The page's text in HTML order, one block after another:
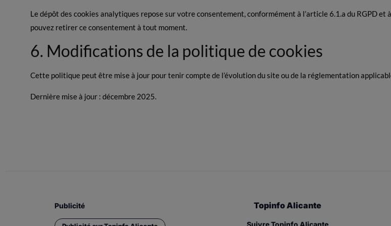
Le dépôt des cookies analytiques repose sur votre consentement, conformément à l’article 6.1.a du RGPD et
pouvez retirer ce consentement à tout moment.
6. Modifications de la politique de cookies
Cette politique peut être mise à jour pour tenir compte de l’évolution du site ou de la réglementation
Dernière mise à jour : décembre 2025.
Publicité Topinfo Alicante
Suivre Topinfo Alicante